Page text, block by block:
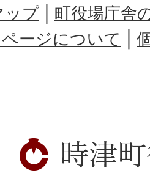
ップ
町役場庁舎
ージについて